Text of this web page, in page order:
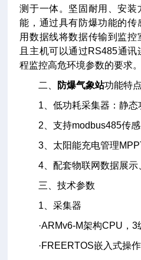
测于一体。坚固耐用、安装
能，通过具有防爆功能的传
用数据线将数据传输到监
且主机可以通过RS485通
程监控高危环境参数的要求。
二、
防爆气象站功能特点
1、低功耗采集器：静态
2、支持modbus485传感
3、太阳能充电管理
4、配套物联网数据展示
三、技术参数
1、采集器
·ARMv6-M架构CPU，3
·FREERTOS嵌入式操